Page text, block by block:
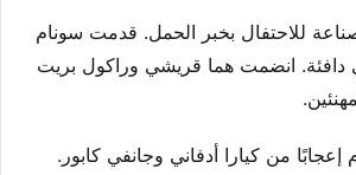
للاحتفال بخبر الحمل. قدمت سونام
دافئة. انضمت هما قريشي وراكول بريت
من كيارا أدفاني وجانفي كابور.